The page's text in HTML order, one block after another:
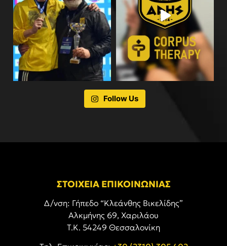
Follow Us
ΣΤΟΙΧΕΙΑ ΕΠΙΚΟΙΝΩΝΙΑΣ
Δ/νση: Γήπεδο “Κλεάνθης Βικελίδης”
Αλκμήνης 69, Χαριλάου
Τ.Κ. 54249 Θεσσαλονίκη